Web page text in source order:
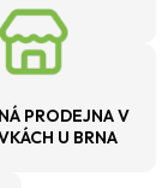
PRODEJNA V
U BRNA